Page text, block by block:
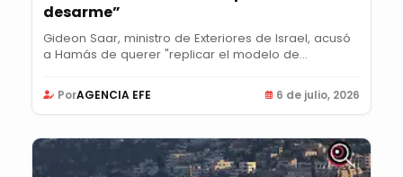
desarme”
Gideon Saar, ministro de Exteriores de Israel, acusó
a Hamás de querer "replicar el modelo de...
PorAGENCIA EFE 6 de julio, 2026